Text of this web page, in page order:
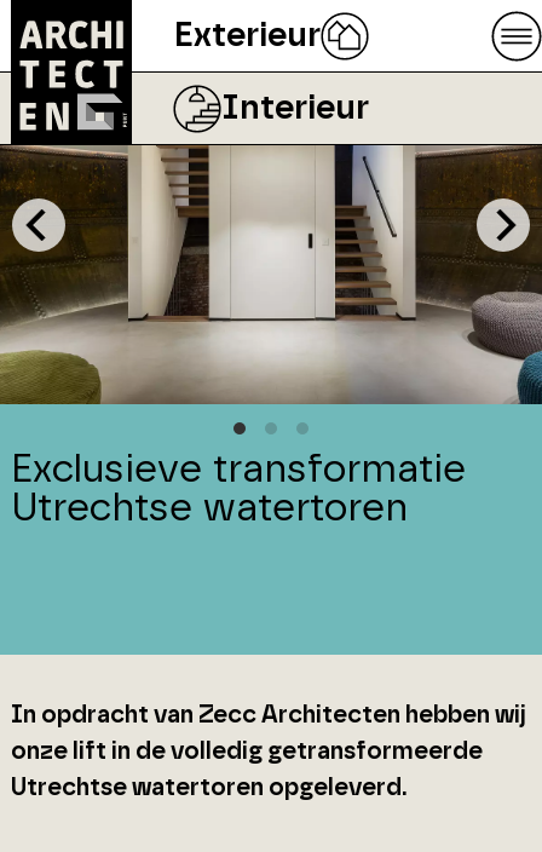
Exterieur
Interieur
Exclusieve transformatie
Utrechtse watertoren
In opdracht van Zecc Architecten hebben wij
onze lift in de volledig getransformeerde
Utrechtse watertoren opgeleverd.